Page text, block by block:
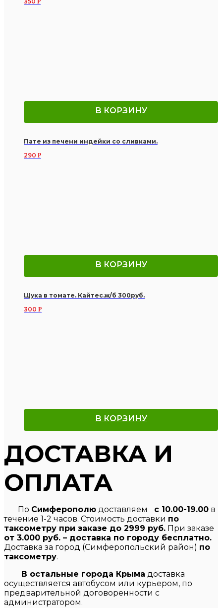
Р
В КОРЗИНУ
Пате из печени индейки со сливками.
290 Р
В КОРЗИНУ
Щука в томате. Кайтес.ж/б 300руб.
300 Р
В КОРЗИНУ
ДОСТАВКА И
ОПЛАТА
По Симферополю доставляем с 10.00-19.00 в
течение 1-2 часов. Стоимость доставки по
таксометру при заказе до 2999 руб. При заказе
от 3.000 руб. – доставка по городу бесплатно.
Доставка за город (Симферопольский район) по
таксометру.
В остальные города Крыма доставка
осуществляется автобусом или курьером, по
предварительной договоренности с
администратором.